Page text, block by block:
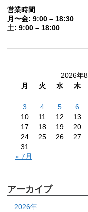
営業時間
月〜金: 9:00 – 18:30
土: 9:00 – 18:00
2026年8
月
火 水 木
3
4 5 6
10
11 12 13
17
18 19 20
24
25 26 27
31
« 7月
アーカイブ
2026年